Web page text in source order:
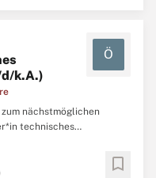
k.A.)
Ö
nächstmöglichen
technisches
Tarifvertrag für den
bookmark